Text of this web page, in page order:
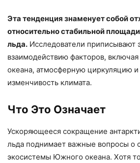
Эта тенденция знаменует собой
относительно стабильной
льда. Исследователи приписывают
взаимодействию факторов,
океана, атмосферную циркуляцию
изменчивость климата.
Что Это Означает
Ускоряющееся сокращение
льда поднимает важные вопросы о
экосистемы Южного океана. Хотя